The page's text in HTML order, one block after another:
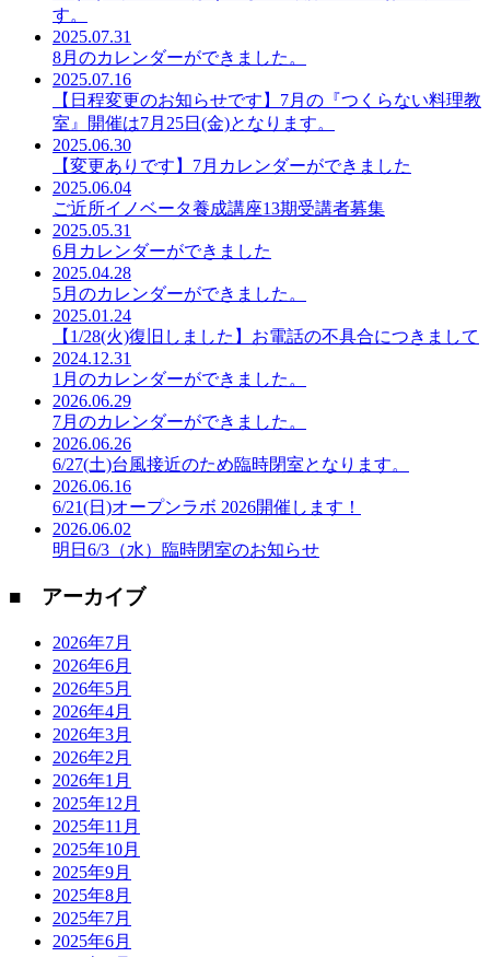
す。
2025.07.31
8月のカレンダーができました。
2025.07.16
【日程変更のお知らせです】7月の『つくらない料理教
室』開催は7月25日(金)となります。
2025.06.30
【変更ありです】7月カレンダーができました
2025.06.04
ご近所イノベータ養成講座13期受講者募集
2025.05.31
6月カレンダーができました
2025.04.28
5月のカレンダーができました。
2025.01.24
【1/28(火)復旧しました】お電話の不具合につきまして
2024.12.31
1月のカレンダーができました。
2026.06.29
7月のカレンダーができました。
2026.06.26
6/27(土)台風接近のため臨時閉室となります。
2026.06.16
6/21(日)オープンラボ 2026開催します！
2026.06.02
明日6/3（水）臨時閉室のお知らせ
■ アーカイブ
2026年7月
2026年6月
2026年5月
2026年4月
2026年3月
2026年2月
2026年1月
2025年12月
2025年11月
2025年10月
2025年9月
2025年8月
2025年7月
2025年6月